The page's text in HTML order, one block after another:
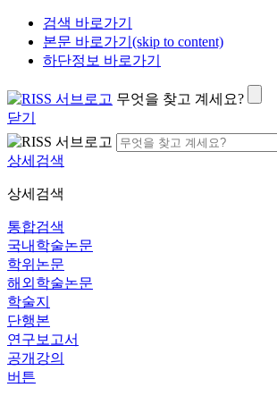
검색 바로가기
본문 바로가기(skip to content)
하단정보 바로가기
무엇을 찾고 계세요?
닫기
상세검색
상세검색
통합검색
국내학술논문
학위논문
해외학술논문
학술지
단행본
연구보고서
공개강의
버튼